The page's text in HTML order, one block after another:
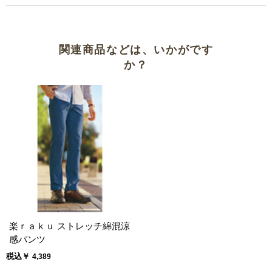
ＬとＬＬサイズの大きさの違いに
ウェストが伸びてフィットする
メタボシニアのリピート商品
オフィスカジュアルに購入しまし
生地がかわった？
伸びるタイプは高齢者に有り難い
です
関連商品などは、いかがです
か？
楽ｒａｋｕ ストレッチ綿混涼
感パンツ
税込￥ 4,389